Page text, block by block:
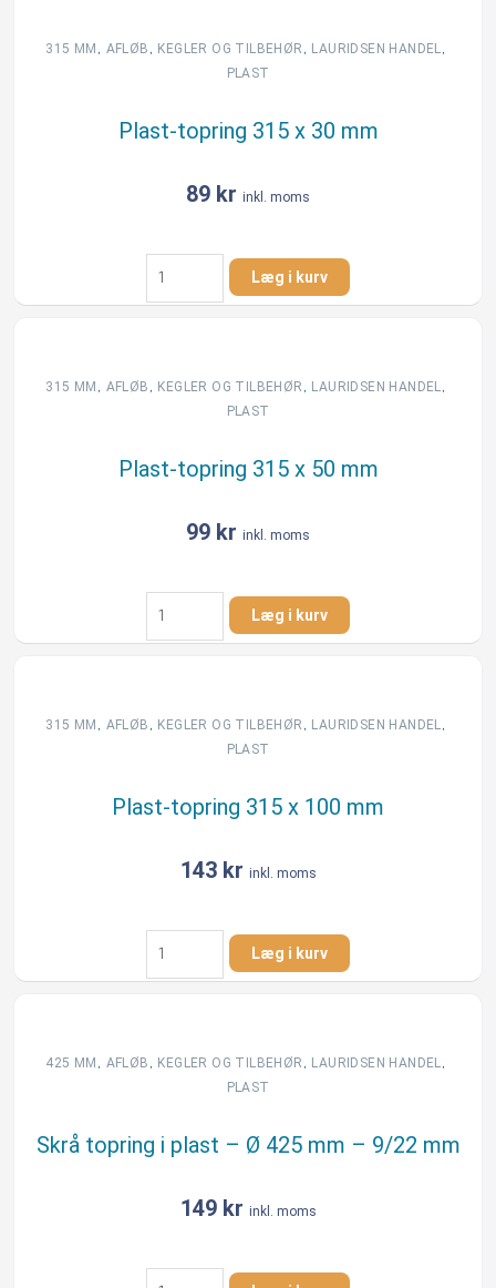
topring
genbrugsplast
antal
315 MM , AFLØB , KEGLER OG TILBEHØR , LAURIDSEN HANDEL ,
PLAST
Plast-topring 315 x 30 mm
89 kr inkl. moms
Plast-
topring
315
mm
Læg i kurv
315 MM , AFLØB , KEGLER OG TILBEHØR , LAURIDSEN HANDEL ,
PLAST
Plast-topring 315 x 50 mm
99 kr inkl. moms
Plast-
topring
315
mm
Læg i kurv
315 MM , AFLØB , KEGLER OG TILBEHØR , LAURIDSEN HANDEL ,
PLAST
Plast-topring 315 x 100 mm
143 kr inkl. moms
Plast-
topring
315
mm
Læg i kurv
425 MM , AFLØB , KEGLER OG TILBEHØR , LAURIDSEN HANDEL ,
PLAST
Skrå topring i plast – Ø 425 mm – 9/22 mm
149 kr inkl. moms
Skrå